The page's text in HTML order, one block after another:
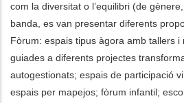
com la diversitat o l’equilibri (de
banda, es van presentar diferents
Fòrum: espais tipus àgora amb tallers
guiades a diferents projectes
autogestionats; espais de participació
espais per mapejos; fòrum infantil;